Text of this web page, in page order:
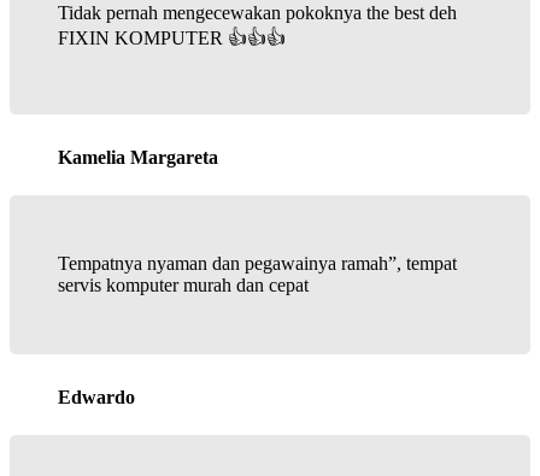
Tidak pernah mengecewakan pokoknya the best deh
FIXIN KOMPUTER 👍👍👍
Kamelia Margareta
Tempatnya nyaman dan pegawainya ramah”, tempat
servis komputer murah dan cepat
Edwardo